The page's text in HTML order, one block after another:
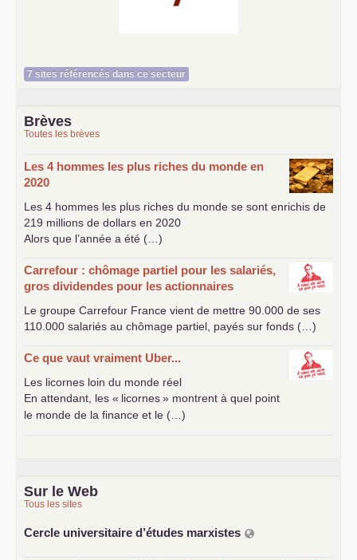
7 sites référencés dans ce secteur
Brèves
Toutes les brèves
Les 4 hommes les plus riches du monde en
2020
Les 4 hommes les plus riches du monde se sont enrichis de
219 millions de dollars en 2020
Alors que l’année a été (…)
Carrefour : chômage partiel pour les salariés,
gros dividendes pour les actionnaires
Le groupe Carrefour France vient de mettre 90.000 de ses
110.000 salariés au chômage partiel, payés sur fonds (…)
Ce que vaut vraiment Uber...
Les licornes loin du monde réel
En attendant, les « licornes» montrent à quel point
le monde de la finance et le (…)
Sur le Web
Tous les sites
Cercle universitaire d’études marxistes